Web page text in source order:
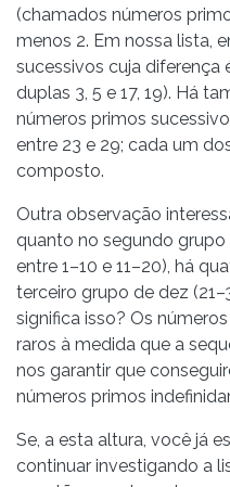
(chamados números
menos 2. Em nossa lista,
sucessivos cuja diferença
duplas 3, 5 e 17, 19). Há
números primos
entre 23 e 29; cada um
composto.
Outra observação
quanto no segundo grupo
entre 1–10 e 11–20), há
terceiro grupo de dez
significa isso? Os
raros à medida que a
nos garantir que
números primos
Se, a esta altura, você já
continuar investigando a